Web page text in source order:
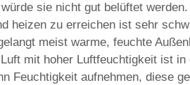
sie nicht gut belüftet
heizen zu erreichen ist sehr
meist warme, feuchte
mit hoher Luftfeuchtigkeit ist in
Feuchtigkeit aufnehmen, diese